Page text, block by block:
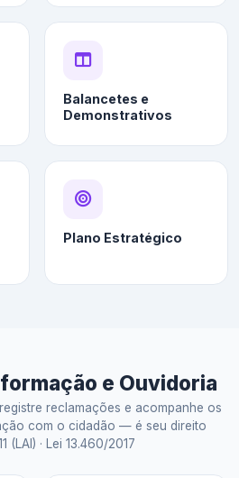
Balancetes e
Demonstrativos
Plano Estratégico
e Ouvidoria
reclamações e acompanhe os
com o cidadão — é seu direito
(LAI) · Lei 13.460/2017